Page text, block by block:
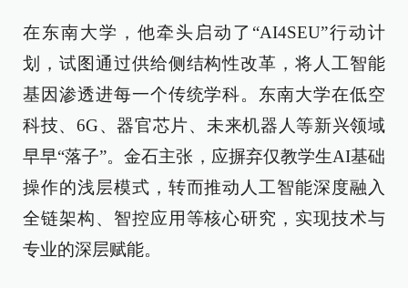
在东南大学，他牵头启动了“AI4SEU”行动计
划，试图通过供给侧结构性改革，将人工智能
基因渗透进每一个传统学科。东南大学在低空
科技、6G、器官芯片、未来机器人等新兴领域
早早“落子”。金石主张，应摒弃仅教学生AI基础
操作的浅层模式，转而推动人工智能深度融入
全链架构、智控应用等核心研究，实现技术与
专业的深层赋能。